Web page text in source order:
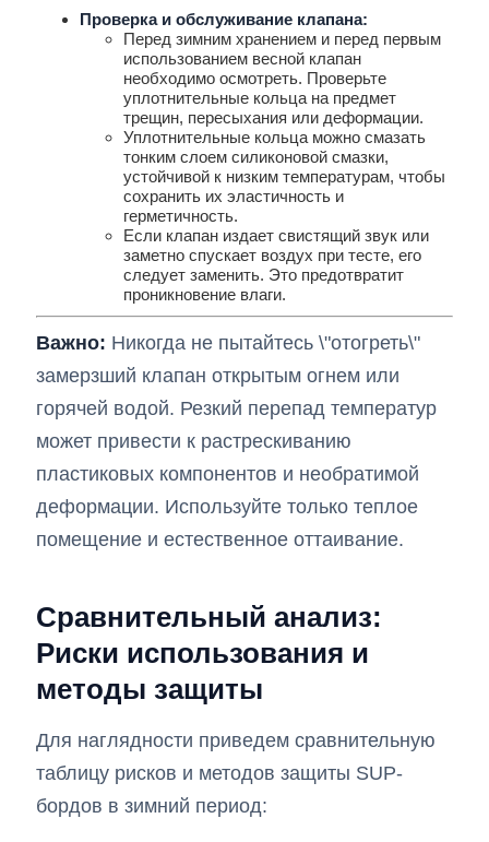
Проверка и обслуживание клапана:
Перед зимним хранением и перед первым
использованием весной клапан
необходимо осмотреть. Проверьте
уплотнительные кольца на предмет
трещин, пересыхания или деформации.
Уплотнительные кольца можно смазать
тонким слоем силиконовой смазки,
устойчивой к низким температурам, чтобы
сохранить их эластичность и
герметичность.
Если клапан издает свистящий звук или
заметно спускает воздух при тесте, его
следует заменить. Это предотвратит
проникновение влаги.
Важно: Никогда не пытайтесь \"отогреть\"
замерзший клапан открытым огнем или
горячей водой. Резкий перепад температур
может привести к растрескиванию
пластиковых компонентов и необратимой
деформации. Используйте только теплое
помещение и естественное оттаивание.
Сравнительный анализ:
Риски использования и
методы защиты
Для наглядности приведем сравнительную
таблицу рисков и методов защиты SUP-
бордов в зимний период: